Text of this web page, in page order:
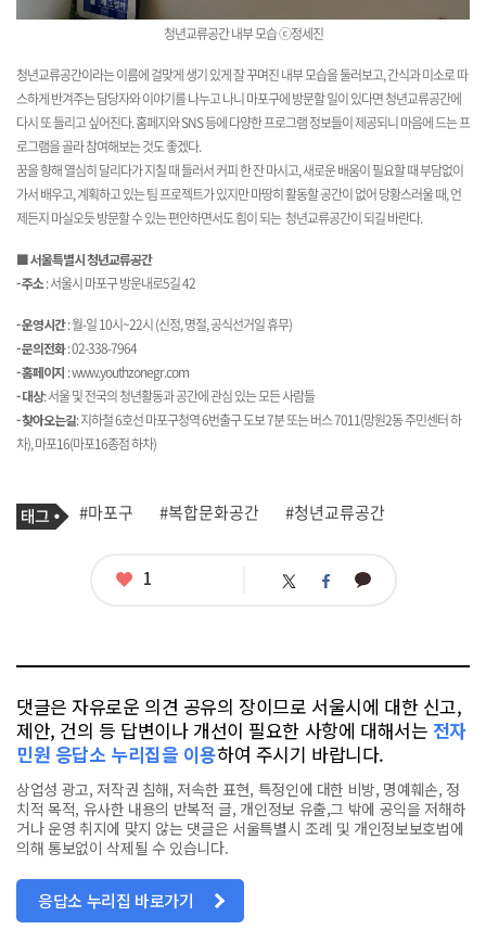
청년교류공간 내부 모습 ⓒ정세진
청년교류공간이라는 이름에 걸맞게 생기 있게 잘 꾸며진 내부 모습을 둘러보고, 간식과 미소로 따
스하게 반겨주는 담당자와 이야기를 나누고 나니 마포구에 방문할 일이 있다면 청년교류공간에
다시 또 들리고 싶어진다. 홈페지와 SNS 등에 다양한 프로그램 정보들이 제공되니 마음에 드는 프
로그램을 골라 참여해보는 것도 좋겠다.
꿈을 향해 열심히 달리다가 지칠 때 들러서 커피 한 잔 마시고, 새로운 배움이 필요할 때 부담없이
가서 배우고, 계획하고 있는 팀 프로젝트가 있지만 마땅히 활동할 공간이 없어 당황스러울 때, 언
제든지 마실오듯 방문할 수 있는 편안하면서도 힘이 되는 청년교류공간이 되길 바란다.
■ 서울특별시 청년교류공간
- 주소: 서울시 마포구 방운내로5길 42
- 운영시간: 월-일 10시~22시 (신정, 명절, 공식선거일 휴무)
- 문의전화: 02-338-7964
- 홈페이지 :www.youthzonegr.com
- 대상: 서울 및 전국의 청년활동과 공간에 관심 있는 모든 사람들
- 찾아오는길: 지하철 6호선 마포구청역 6번출구 도보 7분 또는 버스 7011(망원2동 주민센터 하
차), 마포16(마포16종점 하차)
기
사
태
그
#마포구 #복합문화공간 #청년교류공간
좋1 트 페 카
댓글은 자유로운 의견 공유의 장이므로 서울시에 대한 신고,
제안, 건의 등 답변이나 개선이 필요한 사항에 대해서는 전자
민원 응답소 누리집을 이용하여 주시기 바랍니다.
상업성 광고, 저작권 침해, 저속한 표현, 특정인에 대한 비방, 명예훼손, 정
치적 목적, 유사한 내용의 반복적 글, 개인정보 유출,그 밖에 공익을 저해하
거나 운영 취지에 맞지 않는 댓글은 서울특별시 조례 및 개인정보보호법에
의해 통보없이 삭제될 수 있습니다.
응답소 누리집 바로가기